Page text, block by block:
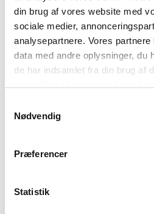
din brug af vores website med
sociale medier,
analysepartnere. Vores
data med andre oplysninger, du
de har indsamlet fra din brug af
Nødvendig
Præferencer
Statistik
Chicken